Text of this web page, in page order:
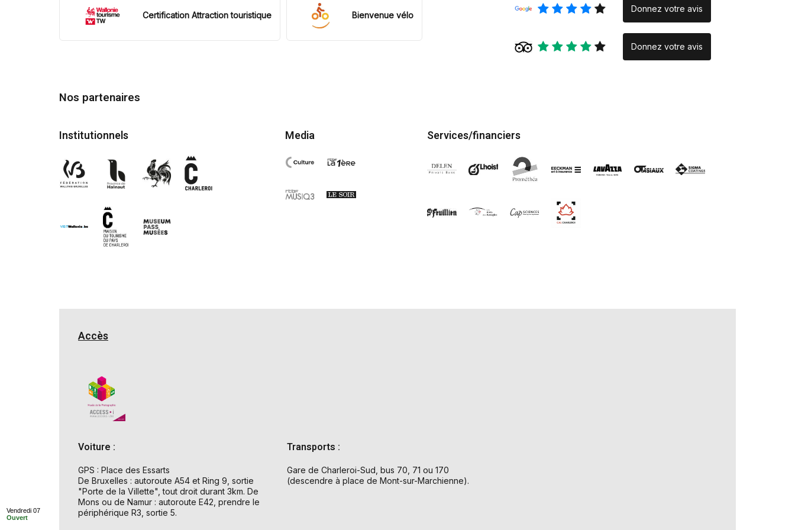
Vendredi 07
Ouvert
Certification Attraction touristique Bienvenue vélo
Donnez votre avis
Donnez votre avis
Nos partenaires
Institutionnels Media Services/financiers
Accès
Voiture :
GPS : Place des Essarts
De Bruxelles : autoroute A54 et Ring 9, sortie
"Porte de la Villette", tout droit durant 3km. De
Mons ou de Namur : autoroute E42, prendre le
périphérique R3, sortie 5.
Transports :
Gare de Charleroi-Sud, bus 70, 71 ou 170
(descendre à place de Mont-sur-Marchienne).